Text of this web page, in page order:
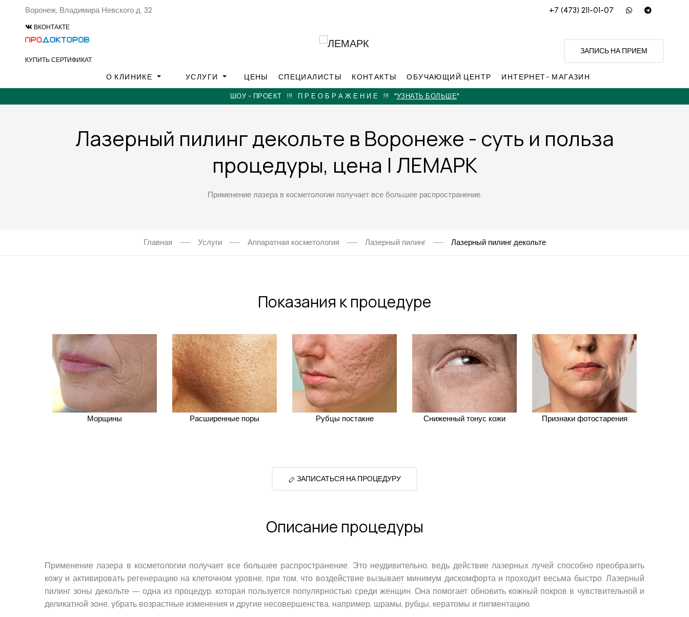
Воронеж, Владимира Невского д. 32 +7 (473) 211-01-07
ВКОНТАКТЕ
КУПИТЬ СЕРТИФИКАТ
ЗАПИСЬ НА ПРИЕМ
О КЛИНИКЕ УСЛУГИ ЦЕНЫ СПЕЦИАЛИСТЫ КОНТАКТЫ ОБУЧАЮЩИЙ ЦЕНТР ИНТЕРНЕТ- МАГАЗИН
КОМПЬЮТЕРНАЯ ДИАГНОСТИКА КОЖИ ЛИЦА"ЗАПИСАТЬСЯ"
Лазерный пилинг декольте в Воронеже - суть и польза
процедуры, цена | ЛЕМАРК
Применение лазера в косметологии получает все большее распространение.
Главная Услуги Аппаратная косметология Лазерный пилинг Лазерный пилинг декольте
Показания к процедуре
Морщины Расширенные поры Рубцы постакне Сниженный тонус кожи Признаки фотостарения
ЗАПИСАТЬСЯ НА ПРОЦЕДУРУ
Описание процедуры
Применение лазера в косметологии получает все большее распространение. Это неудивительно, ведь действие лазерных лучей способно преобразить
кожу и активировать регенерацию на клеточном уровне, при том, что воздействие вызывает минимум дискомфорта и проходит весьма быстро. Лазерный
пилинг зоны декольте — одна из процедур, которая пользуется популярностью среди женщин. Она помогает обновить кожный покров в чувствительной и
деликатной зоне, убрать возрастные изменения и другие несовершенства, например, шрамы, рубцы, кератомы и пигментацию.